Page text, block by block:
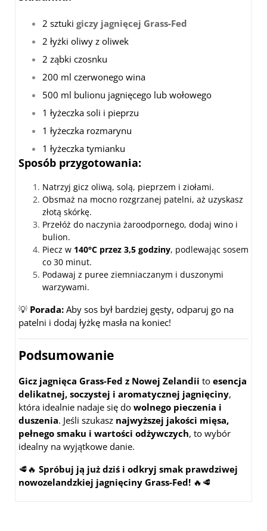
2 sztuki giczy jagnięcej Grass-Fed
2 łyżki oliwy z oliwek
2 ząbki czosnku
200 ml czerwonego wina
500 ml bulionu jagnięcego lub wołowego
1 łyżeczka soli i pieprzu
1 łyżeczka rozmarynu
1 łyżeczka tymianku
Sposób przygotowania:
Natrzyj gicz oliwą, solą, pieprzem i ziołami.
Obsmaż na mocno rozgrzanej patelni, aż uzyskasz
złotą skórkę.
Przełóż do naczynia żaroodpornego, dodaj wino i
bulion.
Piecz w 140°C przez 3,5 godziny, podlewając sosem
co 30 minut.
Podawaj z puree ziemniaczanym i duszonymi
warzywami.
💡 Porada: Aby sos był bardziej gęsty, odparuj go na
patelni i dodaj łyżkę masła na koniec!
Podsumowanie
Gicz jagnięca Grass-Fed z Nowej Zelandii to esencja
delikatnej, soczystej i aromatycznej jagnięciny,
która idealnie nadaje się do wolnego pieczenia i
duszenia. Jeśli szukasz najwyższej jakości mięsa,
pełnego smaku i wartości odżywczych, to wybór
idealny na wyjątkowe danie.
🥩🔥 Spróbuj ją już dziś i odkryj smak prawdziwej
nowozelandzkiej jagnięciny Grass-Fed! 🔥🥩